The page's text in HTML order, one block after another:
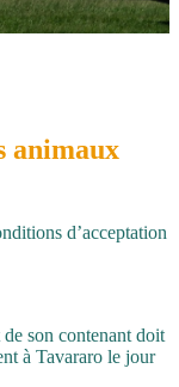
animaux
d’acceptation
son contenant doit
à Tavararo le jour